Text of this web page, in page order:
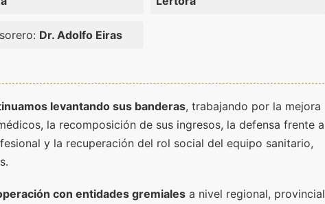
Dr. Adolfo Eiras
levantando sus banderas, trabajando por la mejora
la recomposición de sus ingresos, la defensa frente a
y la recuperación del rol social del equipo sanitario,
con entidades gremiales a nivel regional, provincial